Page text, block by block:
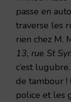
passe en
traverse les
rien chez M.
13, rue St
c’est
de tambour !
police et les